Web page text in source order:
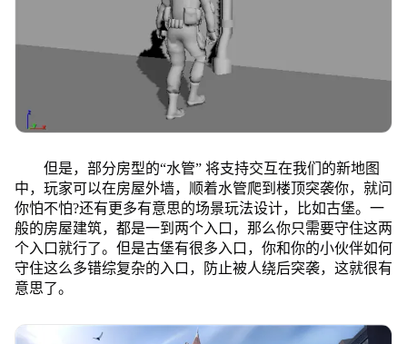
但是，部分房型的“水管” 将支持交互在我们的新地图
中，玩家可以在房屋外墙，顺着水管爬到楼顶突袭你，就问
你怕不怕?还有更多有意思的场景玩法设计，比如古堡。一
般的房屋建筑，都是一到两个入口，那么你只需要守住这两
个入口就行了。但是古堡有很多入口，你和你的小伙伴如何
守住这么多错综复杂的入口，防止被人绕后突袭，这就很有
意思了。